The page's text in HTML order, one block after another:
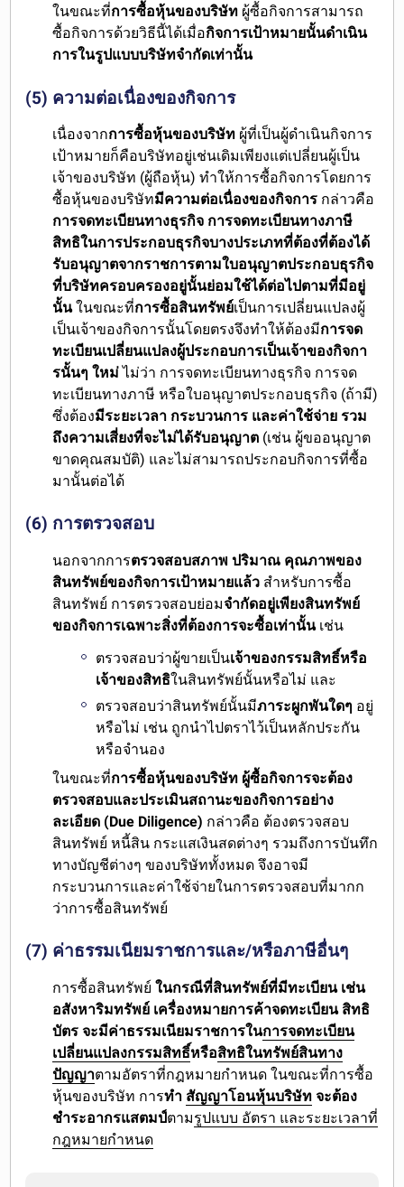
ในขณะที่การซื้อหุ้นของบริษัท ผู้ซื้อกิจการสามารถ
ซื้อกิจการด้วยวิธีนี้ได้เมื่อกิจการเป้าหมายนั้นดำเนิน
การในรูปแบบบริษัทจำกัดเท่านั้น
(5) ความต่อเนื่องของกิจการ
เนื่องจากการซื้อหุ้นของบริษัท ผู้ที่เป็นผู้ดำเนินกิจการ
เป้าหมายก็คือบริษัทอยู่เช่นเดิมเพียงแต่เปลี่ยนผู้เป็น
เจ้าของบริษัท (ผู้ถือหุ้น) ทำให้การซื้อกิจการโดยการ
ซื้อหุ้นของบริษัทมีความต่อเนื่องของกิจการ กล่าวคือ
การจดทะเบียนทางธุรกิจ การจดทะเบียนทางภาษี
สิทธิในการประกอบธุรกิจบางประเภทที่ต้องที่ต้องได้
รับอนุญาตจากราชการตามใบอนุญาตประกอบธุรกิจ
ที่บริษัทครอบครองอยู่นั้นย่อมใช้ได้ต่อไปตามที่มีอยู่
นั้นในขณะที่การซื้อสินทรัพย์เป็นการเปลี่ยนแปลงผู้
เป็นเจ้าของกิจการนั้นโดยตรงจึงทำให้ต้องมีการจด
ทะเบียนเปลี่ยนแปลงผู้ประกอบการเป็นเจ้าของกิจกา
รนั้นๆ ใหม่ไม่ว่า การจดทะเบียนทางธุรกิจ การจด
ทะเบียนทางภาษี หรือใบอนุญาตประกอบธุรกิจ (ถ้ามี)
ซึ่งต้องมีระยะเวลา กระบวนการ และค่าใช้จ่าย รวม
ถึงความเสี่ยงที่จะไม่ได้รับอนุญาต (เช่น ผู้ขออนุญาต
ขาดคุณสมบัติ) และไม่สามารถประกอบกิจการที่ซื้อ
มานั้นต่อได้
(6) การตรวจสอบ
นอกจากการตรวจสอบสภาพ ปริมาณ คุณภาพของ
สินทรัพย์ของกิจการเป้าหมายแล้ว สำหรับการซื้อ
สินทรัพย์ การตรวจสอบย่อมจำกัดอยู่เพียงสินทรัพย์
ของกิจการเฉพาะสิ่งที่ต้องการจะซื้อเท่านั้นเช่น
ตรวจสอบว่าผู้ขายเป็นเจ้าของกรรมสิทธิ์หรือ
เจ้าของสิทธิในสินทรัพย์นั้นหรือไม่ และ
ตรวจสอบว่าสินทรัพย์นั้นมีภาระผูกพันใดๆ อยู่
หรือไม่ เช่น ถูกนำไปตราไว้เป็นหลักประกัน
หรือจำนอง
ในขณะที่การซื้อหุ้นของบริษัท ผู้ซื้อกิจการจะต้อง
ตรวจสอบและประเมินสถานะของกิจการอย่าง
ละเอียด (Due Diligence) กล่าวคือ ต้องตรวจสอบ
สินทรัพย์ หนี้สิน กระแสเงินสดต่างๆ รวมถึงการบันทึก
ทางบัญชีต่างๆ ของบริษัททั้งหมด จึงอาจมี
กระบวนการและค่าใช้จ่ายในการตรวจสอบที่มากก
ว่าการซื้อสินทรัพย์
(7) ค่าธรรมเนียมราชการและ/หรือภาษีอื่นๆ
การซื้อสินทรัพย์ในกรณีที่สินทรัพย์ที่มีทะเบียน เช่น
อสังหาริมทรัพย์ เครื่องหมายการค้าจดทะเบียน สิทธิ
บัตร จะมีค่าธรรมเนียมราชการในการจดทะเบียน
เปลี่ยนแปลงกรรมสิทธิ์หรือสิทธิในทรัพย์สินทาง
ปัญญาตามอัตราที่กฎหมายกำหนด ในขณะที่การซื้อ
หุ้นของบริษัท การทำ สัญญาโอนหุ้นบริษัท จะต้อง
ชำระอากรแสตมป์ตามรูปแบบ อัตรา และระยะเวลาที่
กฎหมายกำหนด